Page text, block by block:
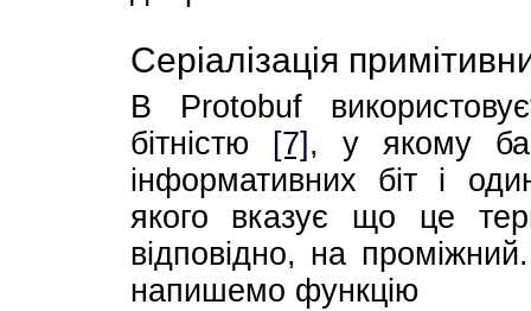
Серіалізація
В Protobuf
бітністю [7], у якому
інформативних біт і
якого вказує що це
відповідно, на
напишемо функцію